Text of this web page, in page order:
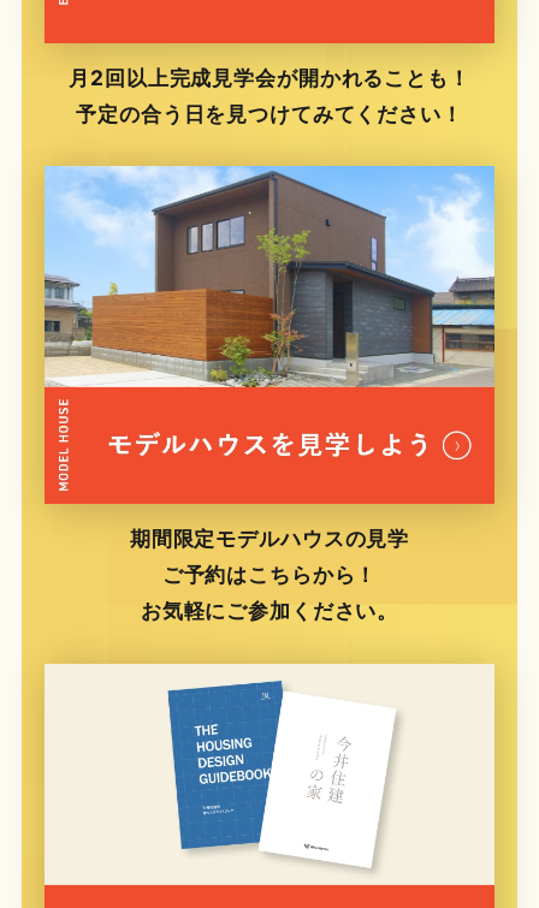
月2回以上完成見学会が開かれることも！
予定の合う日を見つけてみてください！
期間限定モデルハウスの見学
ご予約はこちらから！
お気軽にご参加ください。